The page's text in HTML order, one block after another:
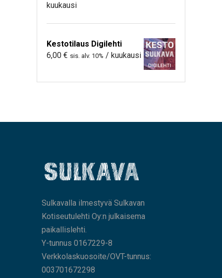
kuukausi
Kestotilaus Digilehti
6,00 € sis. alv. 10% / kuukausi
Sulkavalla ilmestyvä Sulkavan
Kotiseutulehti Oy:n julkaisema
paikallislehti.
Y-tunnus 0167229-8
Verkkolaskuosoite/OVT-tunnus:
003701672298